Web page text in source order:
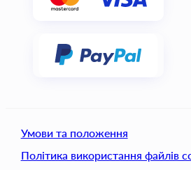
Умови та положення
Політика використання файлів